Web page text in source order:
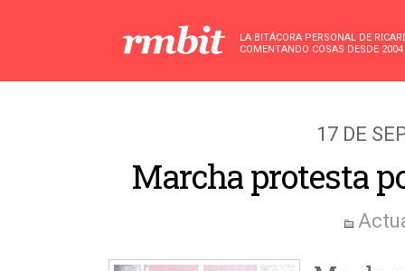
LA BITÁCORA PERSONAL DE
COMENTANDO COSAS DESDE 2004
17 DE
Marcha protesta